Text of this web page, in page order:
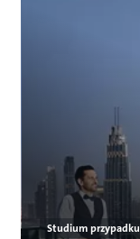
Studium przypadku